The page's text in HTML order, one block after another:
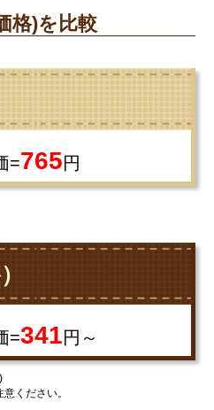
格)を比較
=765円
=341円～
ください。